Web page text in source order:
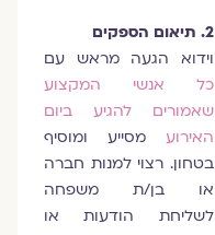
וידוא הגעה מראש עם
כל אנשי המקצוע
שאמורים להגיע ביום
האירועמסייע ומוסיף
בטחון. רצוי למנות חברה
או בן/ת משפחה
לשליחת הודעות או